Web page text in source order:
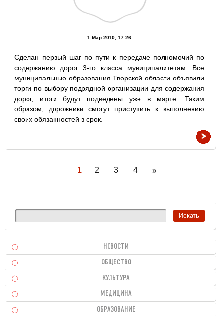
1 Мар 2010, 17:26
Сделан первый шаг по пути к передаче полномочий по
содержанию дорог 3-го класса муниципалитетам. Все
муниципальные образования Тверской области объявили
торги по выбору подрядной организации для содержания
дорог, итоги будут подведены уже в марте. Таким
образом, дорожники смогут приступить к выполнению
своих обязанностей в срок.
1 2 3 4 »
НОВОСТИ
ОБЩЕСТВО
КУЛЬТУРА
МЕДИЦИНА
ОБРАЗОВАНИЕ